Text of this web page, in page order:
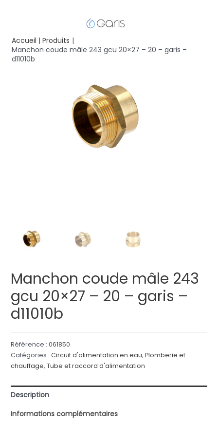
Accueil
Produits
Manchon coude mâle 243 gcu 20×27 – 20 – garis –
d11010b
Manchon coude mâle 243
gcu 20×27 – 20 – garis –
d11010b
Référence : 061850
Catégories : Circuit d'alimentation en eau, Plomberie et
chauffage, Tube et raccord d'alimentation
Description
Informations complémentaires